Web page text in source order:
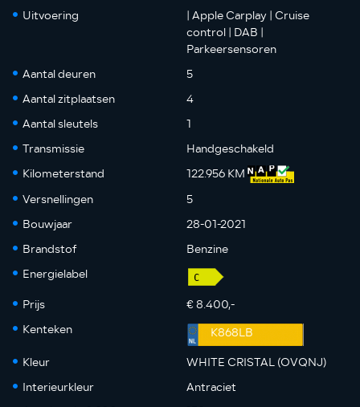
Uitvoering
| Apple Carplay | Cruise
control | DAB |
Parkeersensoren
Aantal deuren
5
Aantal zitplaatsen
4
Aantal sleutels
1
Transmissie
Handgeschakeld
Kilometerstand
122.956 KM
Versnellingen
5
Bouwjaar
28-01-2021
Brandstof
Benzine
Energielabel
Prijs
€ 8.400,-
Kenteken
K868LB
Kleur
WHITE CRISTAL (OVQNJ)
Interieurkleur
Antraciet